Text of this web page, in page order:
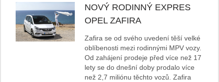
NOVÝ RODINNÝ EXPRES
OPEL ZAFIRA
Zafira se od svého uvedení těší velké
oblíbenosti mezi rodinnými MPV vozy.
Od zahájení prodeje před více než 17
lety se do dnešní doby prodalo více
než 2,7 miliónu těchto vozů. Zafira